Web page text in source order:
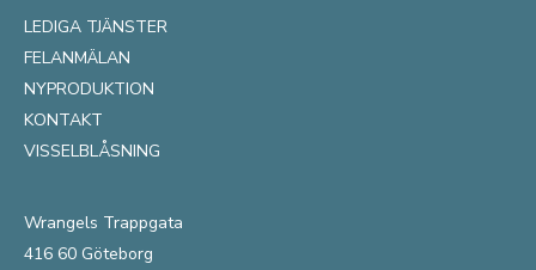
LEDIGA TJÄNSTER
FELANMÄLAN
NYPRODUKTION
KONTAKT
VISSELBLÅSNING
Wrangels Trappgata
416 60 Göteborg